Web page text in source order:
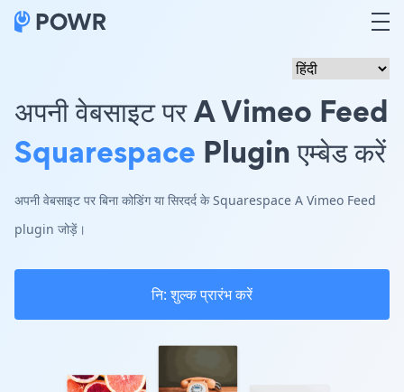
अपनी वेबसाइट पर A Vimeo Feed
Squarespace Plugin एम्बेड करें
अपनी वेबसाइट पर बिना कोडिंग या सिरदर्द के Squarespace A Vimeo Feed
plugin जोड़ें।
नि: शुल्क प्रारंभ करें